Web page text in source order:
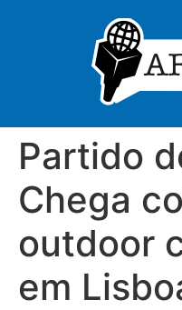
Partido
Chega
outdoor
em